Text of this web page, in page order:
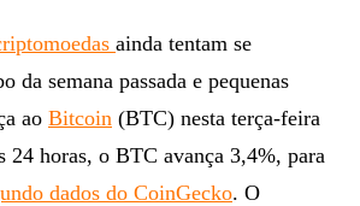
ainda tentam se
da semana passada e pequenas
ao Bitcoin (BTC) nesta terça-feira
24 horas, o BTC avança 3,4%, para
dados do CoinGecko. O